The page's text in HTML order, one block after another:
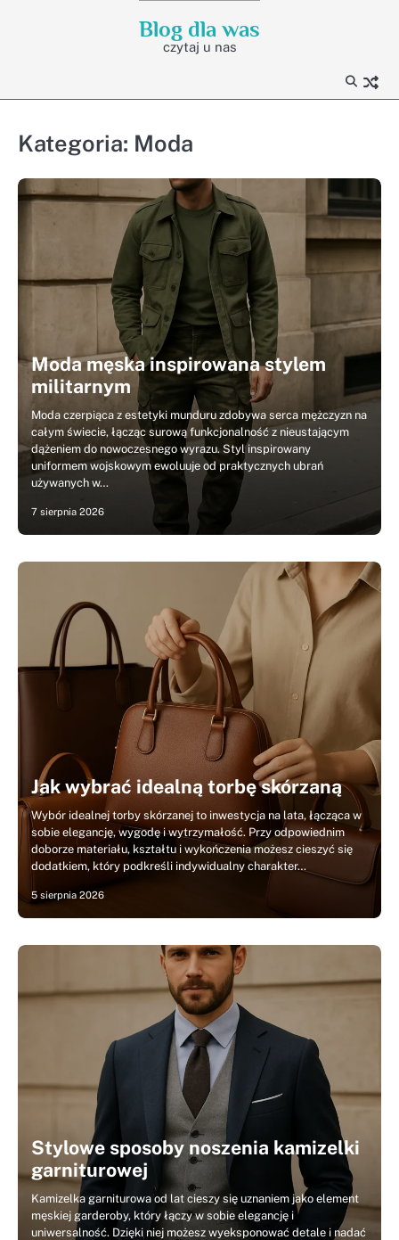
Blog dla was
czytaj u nas
Kategoria: Moda
Moda męska inspirowana stylem
militarnym
Moda czerpiąca z estetyki munduru zdobywa serca mężczyzn na
całym świecie, łącząc surową funkcjonalność z nieustającym
dążeniem do nowoczesnego wyrazu. Styl inspirowany
uniformem wojskowym ewoluuje od praktycznych ubrań
używanych w…
7 sierpnia 2026
Jak wybrać idealną torbę skórzaną
Wybór idealnej torby skórzanej to inwestycja na lata, łącząca w
sobie elegancję, wygodę i wytrzymałość. Przy odpowiednim
doborze materiału, kształtu i wykończenia możesz cieszyć się
dodatkiem, który podkreśli indywidualny charakter…
5 sierpnia 2026
Stylowe sposoby noszenia kamizelki
garniturowej
Kamizelka garniturowa od lat cieszy się uznaniem jako element
męskiej garderoby, który łączy w sobie elegancję i
uniwersalność. Dzięki niej możesz wyeksponować detale i nadać